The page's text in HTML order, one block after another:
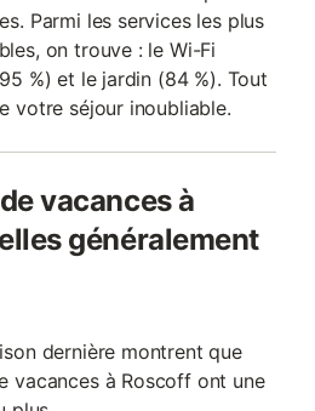
Parmi les services les plus
on trouve : le Wi-Fi
%) et le jardin (84 %). Tout
votre séjour inoubliable.
vacances à
généralement
dernière montrent que
vacances à Roscoff ont une